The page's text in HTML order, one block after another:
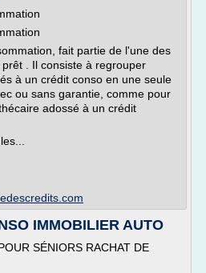
fait partie de l'une des
. Il consiste à regrouper
à un crédit conso en une seule
ou sans garantie, comme pour
adossé à un crédit
IMMOBILIER AUTO
SÉNIORS RACHAT DE